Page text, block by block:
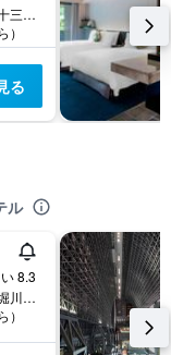
京都府京都市東山区三十三間堂廻り644-2
る
ル
8.3
京都府京都市下京区東堀川通り塩小路下ル松明町1番地